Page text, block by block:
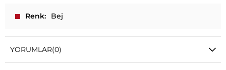
Renk Bej
YORUMLAR(0)